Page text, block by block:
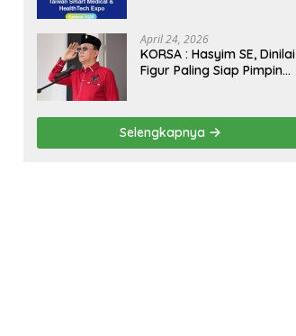
Inovasi Kesehatan Global
April 24, 2026
KORSA : Hasyim SE, Dinilai
Figur Paling Siap Pimpin
Selengkapnya